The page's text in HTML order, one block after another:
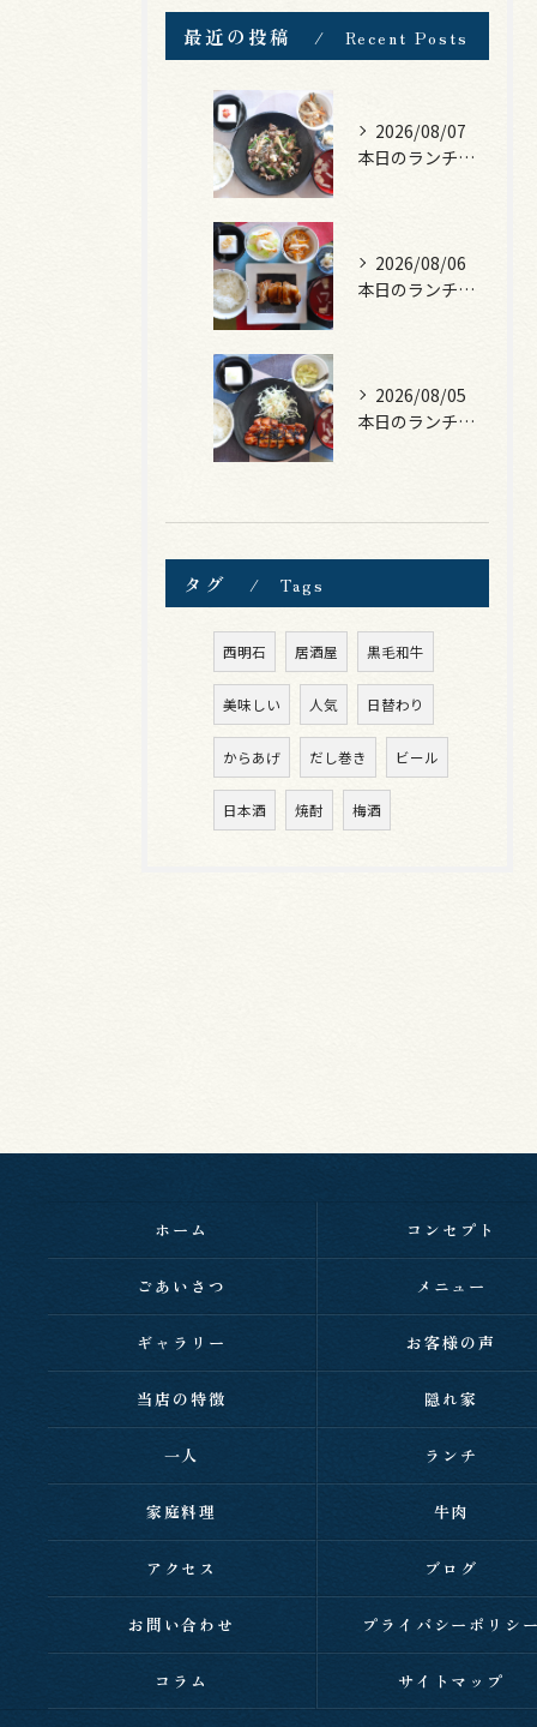
最近の投稿 Recent Posts
2026/08/07
本日のランチは、黒毛和牛のチャプチェ！
2026/08/06
本日のランチは、照焼きチキン！
2026/08/05
本日のランチは、ロース豚カツ梅はさみ！
タグ Tags
西明石 居酒屋 黒毛和牛
美味しい 人気 日替わり
からあげ だし巻き ビール
日本酒 焼酎 梅酒
ホーム コンセプト
ごあいさつ メニュー
ギャラリー お客様の声
当店の特徴 隠れ家
一人 ランチ
家庭料理 牛肉
アクセス ブログ
お問い合わせ プライバシーポリシ
コラム サイトマップ